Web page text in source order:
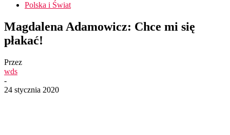
Polska i Świat
Magdalena Adamowicz: Chce mi się
płakać!
Przez
wds
-
24 stycznia 2020